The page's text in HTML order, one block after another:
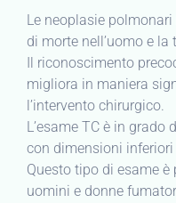
Le neoplasie
di morte nell’uomo e la
Il riconoscimento
migliora in maniera
l’intervento chirurgico.
L’esame TC è in
con dimensioni
Questo tipo di esame
uomini e donne